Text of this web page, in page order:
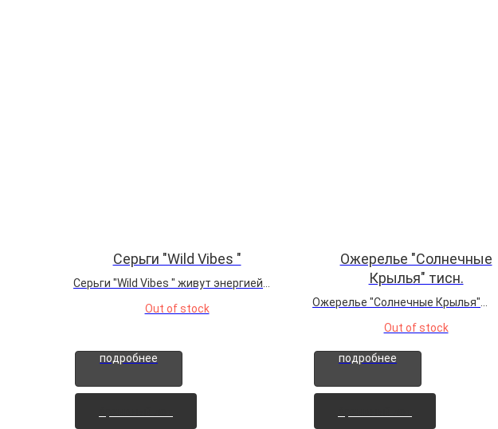
Серьги "Wild Vibes "
Серьги "Wild Vibes " живут энергией
взрыв цвета в каждой детали.
хрусталь удивляют дерзким
контрастом, золотой сплав оттеняет
их глубину. Такой аксессуар...
Out of stock
подробнее
Ожерелье "Солнечные
Крылья" тисн.
Ожерелье "Солнечные Крылья"
солнце и сову. Солнце — жизненная
энергия и новое начало, а сова —
света, ясность дня и
Out of stock
подробнее